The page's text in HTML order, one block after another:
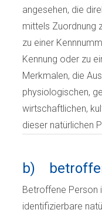
angesehen, die
mittels Zuordnung
zu einer
Kennung oder zu
Merkmalen, die
physiologischen,
wirtschaftlichen,
dieser natürlichen
b)
Betroffene Person
identifizierbare